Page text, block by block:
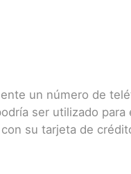
un número de
ser utilizado para
su tarjeta de